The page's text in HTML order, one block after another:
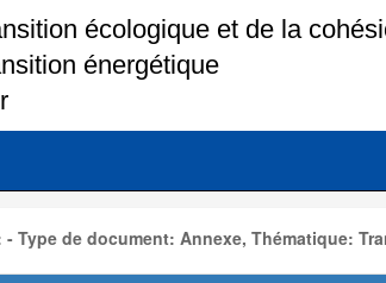
Type de document: Annexe, Thématique: